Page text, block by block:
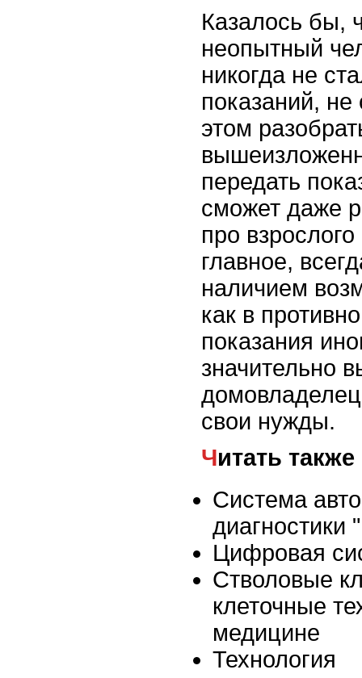
Казалось бы,
неопытный
никогда не
показаний, не
этом
передать
сможет даже
про
главное,
наличием
как в
показания
значительно
свои нужды.
Читать также
Система
Цифровая
Стволовые
клеточные
медицине
Технология